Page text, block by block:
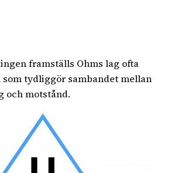
framställs Ohms lag ofta
som tydliggör sambandet mellan
och motstånd.